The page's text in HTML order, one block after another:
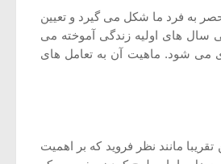
به فرد ما شکل می گیرد و تعیین
سال های اولیه زندگی آموخته می
بعدی می شود. ماهیت آن به تعامل های
مانند نظر فروید که بر اهمیت